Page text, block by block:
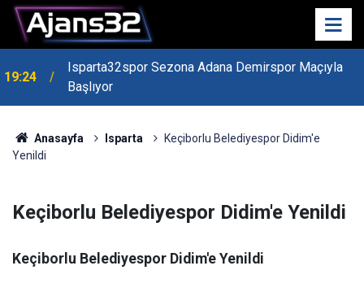
19:24
Isparta32spor Sezona Adana Demirspor Maçıyla
Başlıyor
Anasayfa Isparta
Keçiborlu Belediyespor Didim'e
Yenildi
Keçiborlu Belediyespor Didim'e Yenildi
Keçiborlu Belediyespor Didim'e Yenildi